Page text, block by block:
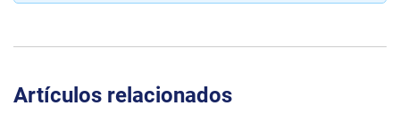
Artículos relacionados